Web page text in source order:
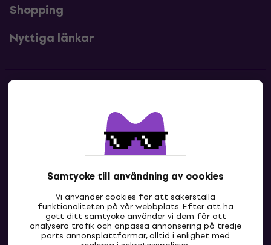
Samtycke till användning av cookies
Vi använder cookies för att säkerställa
funktionaliteten på vår webbplats. Efter att ha
gett ditt samtycke använder vi dem för att
analysera trafik och anpassa annonsering på tredje
parts annonsplattformar, alltid i enlighet med
Shopping
Nyttiga länkar
Kontakta oss
SE